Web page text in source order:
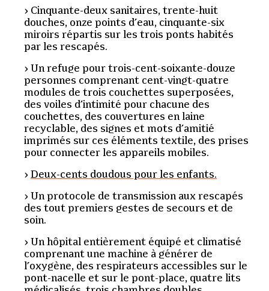
Cinquante-deux sanitaires, trente-huit
douches, onze points d’eau, cinquante-six
miroirs répartis sur les trois ponts habités
par les rescapés.
Un refuge pour trois-cent-soixante-douze
personnes comprenant cent-vingt-quatre
modules de trois couchettes superposées,
des voiles d’intimité pour chacune des
couchettes, des couvertures en laine
recyclable, des signes et mots d’amitié
imprimés sur ces éléments textile, des prises
pour connecter les appareils mobiles.
Deux-cents doudous pour les enfants.
Un protocole de transmission aux rescapés
des tout premiers gestes de secours et de
soin.
Un hôpital entièrement équipé et climatisé
comprenant une machine à générer de
l’oxygène, des respirateurs accessibles sur le
pont-nacelle et sur le pont-place, quatre lits